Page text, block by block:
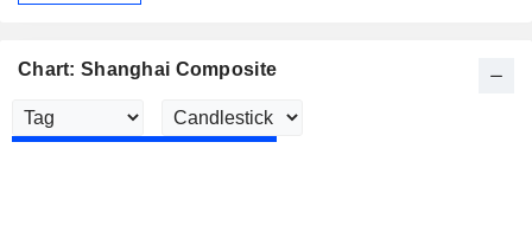
Chart: Shanghai Composite